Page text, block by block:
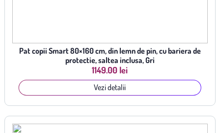
Pat copii Smart 80×160 cm, din lemn de pin, cu bariera de
protectie, saltea inclusa, Gri
1149.00 lei
Vezi detalii